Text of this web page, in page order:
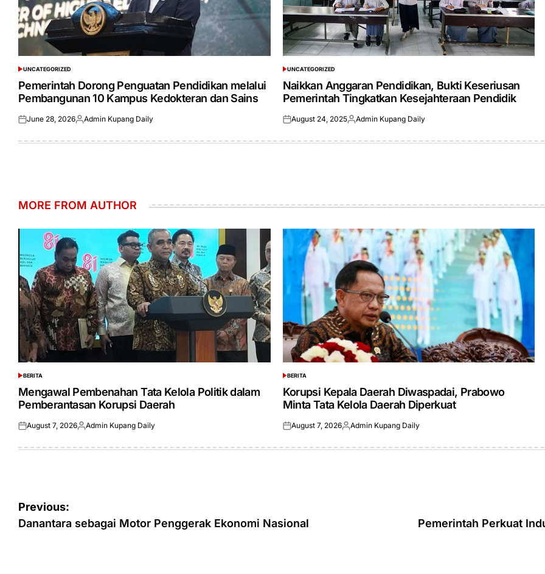
POSTED
IN
UNCATEGORIZED
Pemerintah Dorong Penguatan Pendidikan melalui
Pembangunan 10 Kampus Kedokteran dan Sains
Posted
June 28, 2026Posted
Admin Kupang Daily
POSTED
IN
UNCATEGORIZED
Naikkan Anggaran Pendidikan, Bukti Keseriusan
Pemerintah Tingkatkan Kesejahteraan Pendidik
Posted
August 24, 2025Posted
Admin Kupang Daily
MORE FROM AUTHOR
POSTED
IN
BERITA
Mengawal Pembenahan Tata Kelola Politik dalam
Pemberantasan Korupsi Daerah
Posted
August 7, 2026Posted
Admin Kupang Daily
POSTED
IN
BERITA
Korupsi Kepala Daerah Diwaspadai, Prabowo
Minta Tata Kelola Daerah Diperkuat
Posted
August 7, 2026Posted
Admin Kupang Daily
Post
navigation
Previous:
Danantara sebagai Motor Penggerak Ekonomi Nasional
Pemerintah Perkuat